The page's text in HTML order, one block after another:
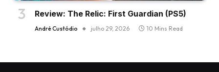
Review: The Relic: First Guardian (PS5)
André Custódio julho 29, 2026 10 Mins Read